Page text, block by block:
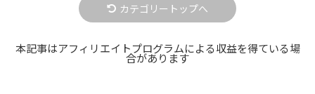
カテゴリートップへ
本記事はアフィリエイトプログラムによる収益を得ている場
合があります